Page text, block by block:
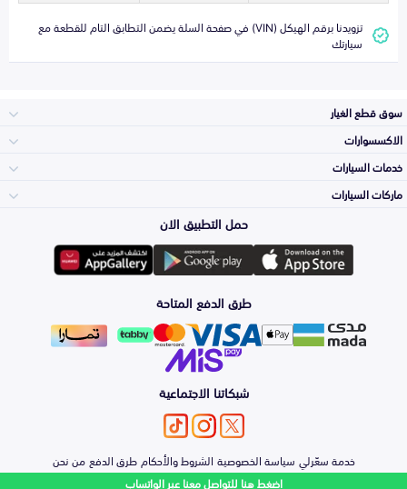
اضغط هنا للتواصل معنا عبر الواتساب
تزويدنا برقم الهيكل (VIN) في صفحة السلة يضمن التطابق التام للقطعة مع
سيارتك
سوق قطع الغيار
المكائن، القيرات
وملحقاتها
الشمعات
والاصطبات (الاضاءة)
الفرامل والأقمشة
الأبواب، الرفرف
والكبوت
الاكسسوارات
لوازم الرحلات
اكسسوارات العناية
الزيوت و السوائل
خدمات السيارات
الأكثر مبيعاً
التلميع والعناية
حماية مقدمة السيارة
ماركات السيارات
تويوتا
هيونداي
كيا
نيسان
حمل التطبيق الان
طرق الدفع المتاحة
شبكاتنا الاجتماعية
خدمة سعّرلي سياسة الخصوصية الشروط والأحكامطرق الدفعمن نحن